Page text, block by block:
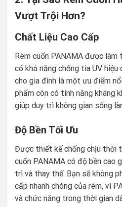
Vượt Trội Hơn?
Chất Liệu Cao Cấp
Rèm cuốn PANAMA được
có khả năng chống tia UV
cho gia đình là một ưu điểm
phẩm còn có tính năng kháng
giúp duy trì không gian sống
Độ Bền Tối Ưu
Được thiết kế chống chịu thời
cuốn PANAMA có độ bền cao
trì và thay thế. Bạn sẽ không
cấp nhanh chóng của rèm, vì
và chức năng trong thời gian